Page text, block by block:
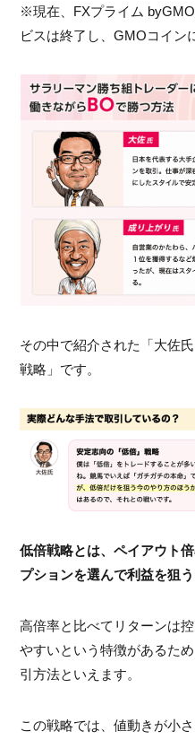
※現在、FXプライム
ビスは終了し、GMOコイン
その中で紹介された「大佐
戦略」です。
低倍戦略とは、ペイアウト
プションを選んで利益を狙
高倍率と比べてリターンは
やすいという特徴があるた
引方法といえます。
この戦略では、値動きが小